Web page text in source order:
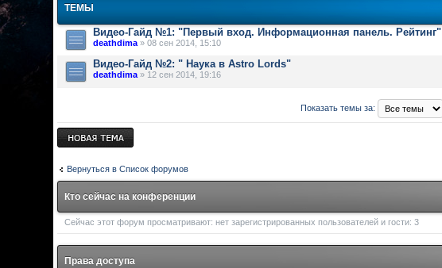
ТЕМЫ
Видео-Гайд №1: "Первый вход. Информационная панель. Рейтинг"
deathdima » 08 сен 2014, 15:10
Видео-Гайд №2: " Наука в Astro Lords"
deathdima » 12 сен 2014, 19:16
Показать темы за:
Новая тема
Вернуться в Список форумов
Кто сейчас на конференции
Сейчас этот форум просматривают: нет зарегистрированных пользователей и гости: 3
Права доступа